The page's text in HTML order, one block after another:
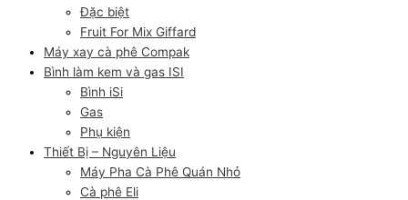
Đặc biệt
Fruit For Mix Giffard
Máy xay cà phê Compak
Bình làm kem và gas ISI
Bình iSi
Gas
Phụ kiện
Thiết Bị – Nguyên Liệu
Máy Pha Cà Phê Quán Nhỏ
Cà phê Eli